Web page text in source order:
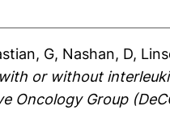
G, Nashan, D,
or without
Oncology Group